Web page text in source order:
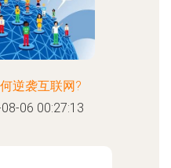
逆袭互联网?
06 00:27:13